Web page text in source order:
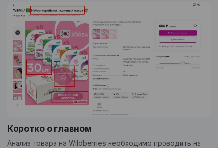
Коротко о главном
Анализ товара на Wildberries необходимо проводить на